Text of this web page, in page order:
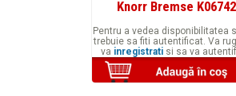
Knorr Bremse
Pentru a vedea disponibilitatea
trebuie sa fiti autentificat. Va
va inregistrati si sa va